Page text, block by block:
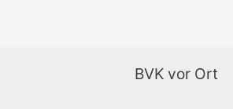
BVK vor Ort